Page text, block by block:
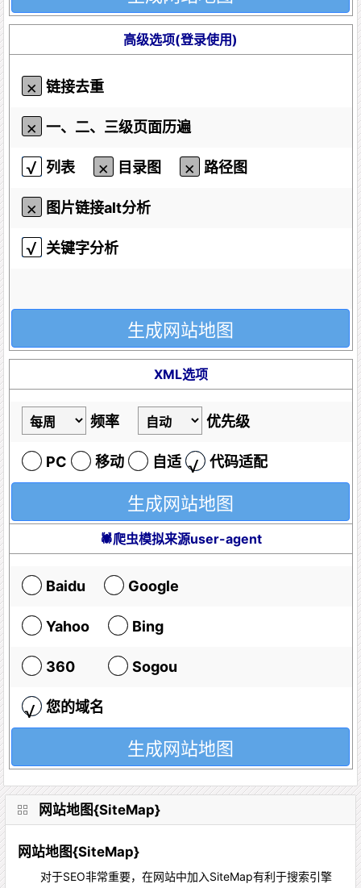
高级选项(登录使用)
链接去重
一、二、三级页面历遍
列表 目录图 路径图
图片链接alt分析
关键字分析
XML选项
频率 优先级
PC 移动 自适 代码适配
🕷爬虫模拟来源user-agent
Baidu Google
Yahoo Bing
360 Sogou
您的域名
网站地图{SiteMap}
网站地图{SiteMap}
对于SEO非常重要，在网站中加入SiteMap有利于搜索引擎